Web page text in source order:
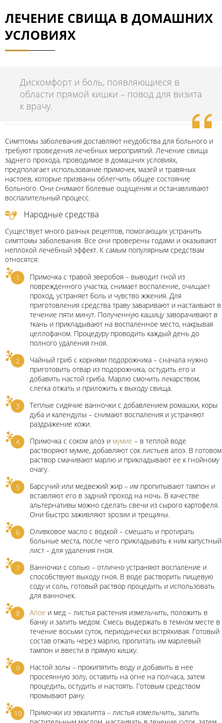
ЛЕЧЕНИЕ СВИЩА В ДОМАШНИХ
УСЛОВИЯХ
Дискомфорт и боль, появляющиеся в
области прямой кишки – повод для визита
к врачу.
Симптомы заболевания доставляют неудобства для больного и
требуют проведения лечебных мероприятий. Лечение свища
заднего прохода, проводимое в домашних условиях,
предполагает использование примочек, мазей и травяных
настоев, которые призваны облегчить общее состояние
больного. Они снимают болевые ощущения и останавливают
воспалительный процесс.
Народные средства
Существует много разных рецептов, помогающих устранить
симптомы заболевания. Все они проверены годами и оказывают
неплохой лечебный эффект. К самым популярным средствам
относятся:
Примочка с травой зверобоя – выводит гной из
поврежденного участка, снимает воспаление, очищает
проход, устраняет боль и чувство жжения. Для
приготовления средства траву заваривают и настаивают в
течение пяти минут. Полученную кашицу заворачивают в
ткань и прикладывают на воспаленное место, накрывая
целлофаном. Процедуру проводить каждый день до
полного удаления гноя.
Чайный гриб с корнями подорожника – сначала нужно
приготовить отвар из подорожника, остудить его и
добавить настой гриба. Марлю смочить лекарством,
слегка отжать и приложить к выходу свища.
Теплые сидячие ванночки с добавлением ромашки, коры
дуба и календулы – снимают воспаления и устраняют
раздражение кожи.
Примочка с соком алоэ и мумие – в теплой воде
растворяют мумие, добавляют сок листьев алоэ. В готовом
раствор смачивают марлю и прикладывают ее к гнойному
очагу.
Барсучий или медвежий жир – им пропитывают тампон и
вставляют его в задний проход на ночь. В качестве
альтернативы можно сделать свечи из сырого картофеля.
Они быстро заживляют эрозии и трещины.
Оливковое масло с водкой – смешать и протирать
больные места, после чего прикладывать к ним капустный
лист – для удаления гноя.
Ванночки с солью – отлично устраняют воспаление и
способствуют выходу гноя. В воде растворить пищевую
соду и соль, готовый раствор процедить и использовать
для ванночек.
Алое и мед – листья растения измельчить, положить в
банку и залить медом. Смесь выдержать в темном месте в
течение восьми суток, периодически встряхивая. Готовый
состав отжать через марлю, пропитать им марлевый
тампон и ввести в прямую кишку.
Настой золы – прокипятить воду и добавить в нее
просеянную золу, оставить на огне на полчаса, затем
процедить, остудить и настоять. Готовым средством
промывают рану.
Примочки из эвкалипта – листья измельчить, залить